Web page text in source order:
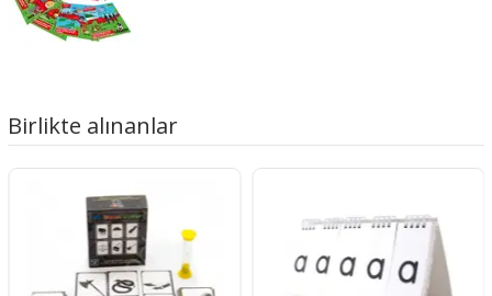
Birlikte alınanlar